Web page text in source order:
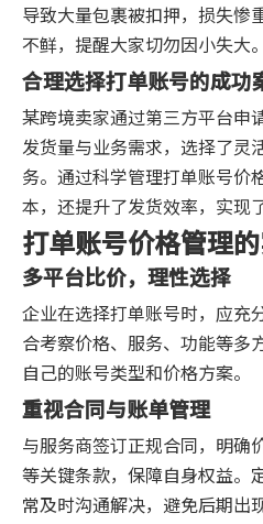
导致大量包裹被扣押，损失惨
不鲜，提醒大家切勿因小失大。
合理选择打单账号的成功
某跨境卖家通过第三方平台申
发货量与业务需求，选择了灵
务。通过科学管理打单账号价
本，还提升了发货效率，实现
打单账号价格管理
多平台比价，理性选择
企业在选择打单账号时，应充
合考察价格、服务、功能等多
自己的账号类型和价格方案。
重视合同与账单管理
与服务商签订正规合同，明确
等关键条款，保障自身权益。
常及时沟通解决，避免后期出